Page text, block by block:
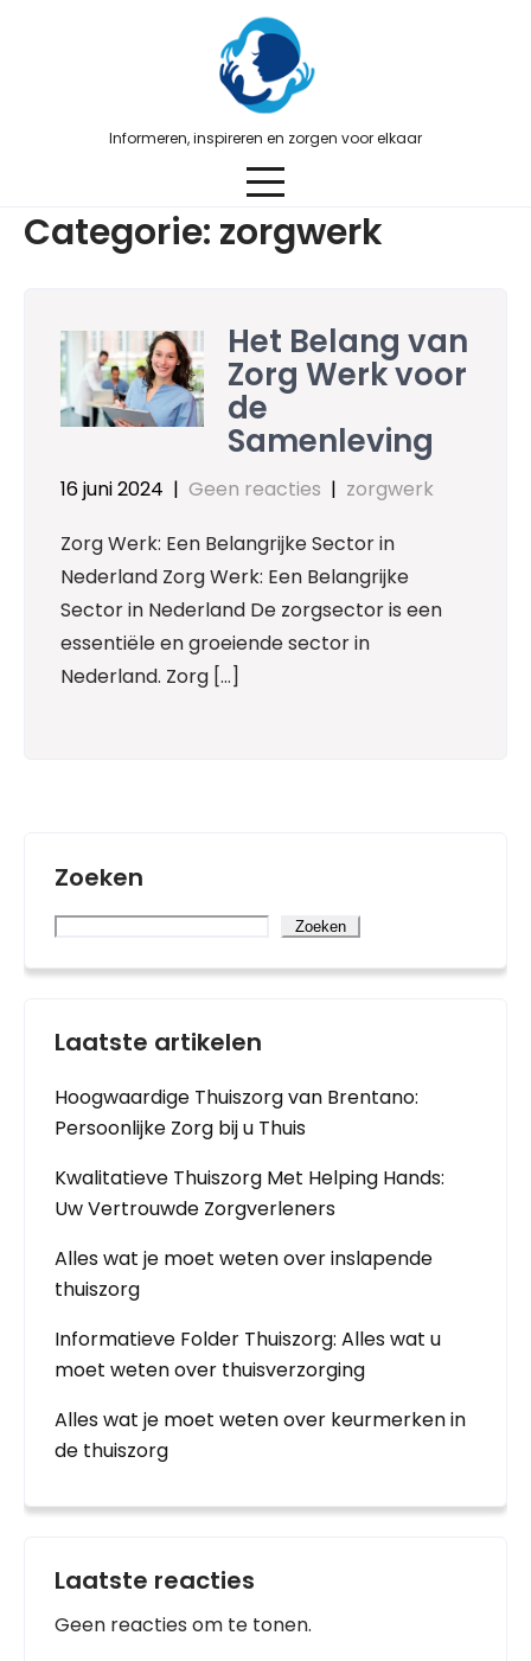
Informeren, inspireren en zorgen voor elkaar
Categorie: zorgwerk
Het Belang van
Zorg Werk voor
de
Samenleving
16 juni 2024 | Geen reacties | zorgwerk
Zorg Werk: Een Belangrijke Sector in
Nederland Zorg Werk: Een Belangrijke
Sector in Nederland De zorgsector is een
essentiële en groeiende sector in
Nederland. Zorg […]
Zoeken
Zoeken
Laatste artikelen
Hoogwaardige Thuiszorg van Brentano:
Persoonlijke Zorg bij u Thuis
Kwalitatieve Thuiszorg Met Helping Hands:
Uw Vertrouwde Zorgverleners
Alles wat je moet weten over inslapende
thuiszorg
Informatieve Folder Thuiszorg: Alles wat u
moet weten over thuisverzorging
Alles wat je moet weten over keurmerken in
de thuiszorg
Laatste reacties
Geen reacties om te tonen.